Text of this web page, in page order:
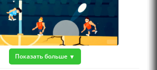
Показать больше